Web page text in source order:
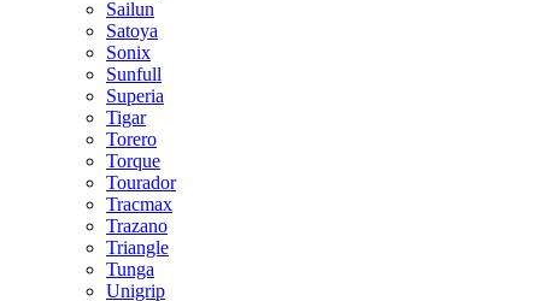
Sailun
Satoya
Sonix
Sunfull
Superia
Tigar
Torero
Torque
Tourador
Tracmax
Trazano
Triangle
Tunga
Unigrip